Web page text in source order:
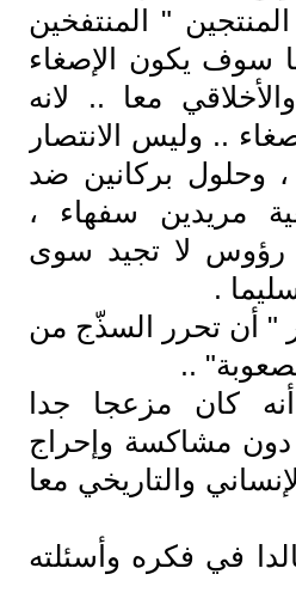
" المنتفخين
سوف يكون الإصغاء
معا .. لانه
.. وليس الانتصار
، وحلول بركانين ضد
مريدين سفهاء ،
رؤوس لا تجيد سوى
.
" أن تحرر السذّج من
..
كان مزعجا جدا
دون مشاكسة وإحراج
والتاريخي معا
في فكره وأسئلته